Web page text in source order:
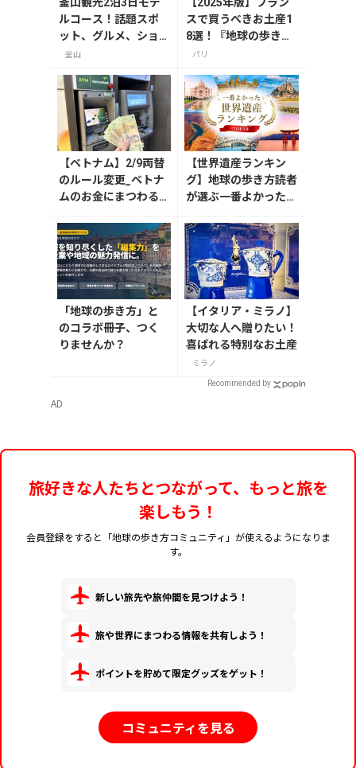
ルコース！話題スポ
ット、グルメ、ショ
ッピングを満喫
釜山
【2025年版】フラン
スで買うべきお土産1
8選！『地球の歩き
方』編集者おすすめの
介
パリ
【ベトナム】2/9両替
のルール変更_ベトナ
ムのお金にまつわる
編）
【世界遺産ランキン
グ】地球の歩き方読者
が選ぶ一番よかった世
「地球の歩き方」と
のコラボ冊子、つく
りませんか？
【イタリア・ミラノ】
大切な人へ贈りたい！
喜ばれる特別なお土産
ミラノ
Recommended by
AD
旅好きな人たちとつながって、もっと旅を
楽しもう！
会員登録をすると「地球の歩き方コミュニティ」が使えるようになりま
す。
新しい旅先や旅仲間を見つけよう！
旅や世界にまつわる情報を共有しよう！
ポイントを貯めて限定グッズをゲット！
コミュニティを見る